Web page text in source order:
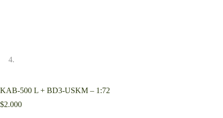
KAB-500 L + BD3-USKM – 1:72
$2.000